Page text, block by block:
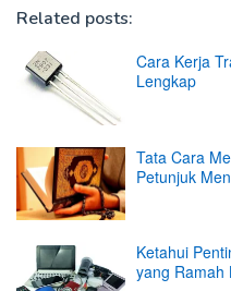
Related posts:
Cara Kerja
Lengkap
Tata Cara
Petunjuk
Ketahui
yang Ramah